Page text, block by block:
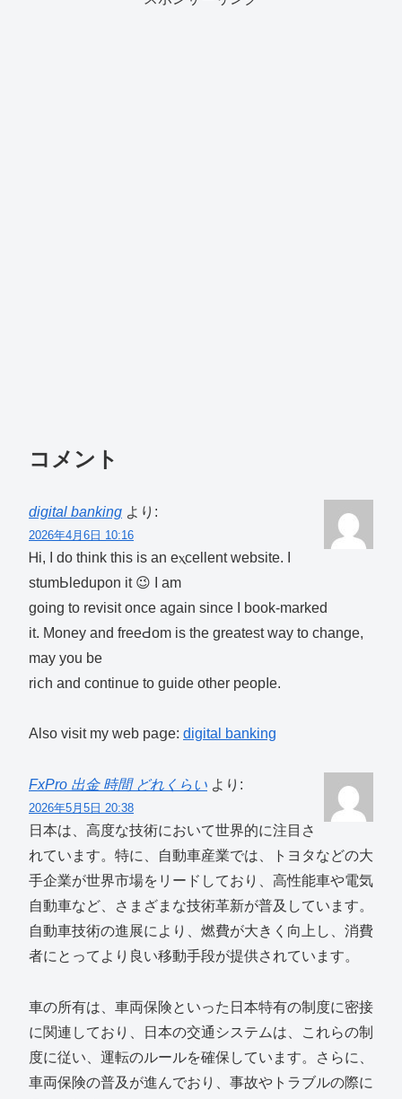
コメント
digital banking より:
2026年4月6日 10:16
Ꮋi, I do think this is an eⲭcellent website. I
ѕtumЬledupon it 😉 I am
going to rеvisit once again since I book-marked
it. Money and freeԀom iѕ the greatest way to change,
may yоu be
riⅽh and cοntinue to guide other peopⅼe.
Also visit my web paցе: digital banking
FxPro 出金 時間 どれくらい より:
2026年5月5日 20:38
日本は、高度な技術において世界的に注目さ
れています。特に、自動車産業では、トヨタなどの大
手企業が世界市場をリードしており、高性能車や電気
自動車など、さまざまな技術革新が普及しています。
自動車技術の進展により、燃費が大きく向上し、消費
者にとってより良い移動手段が提供されています。
車の所有は、車両保険といった日本特有の制度に密接
に関連しており、日本の交通システムは、これらの制
度に従い、運転のルールを確保しています。さらに、
車両保険の普及が進んでおり、事故やトラブルの際に